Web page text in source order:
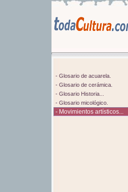
- Glosario de acuarela.
- Glosario de cerámica.
- Glosario Historia...
- Glosario micológico.
- Movimientos artísticos...